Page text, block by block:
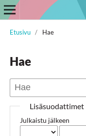
Etusivu / Hae
Hae
Lisäsuodattimet
Julkaistu jälkeen